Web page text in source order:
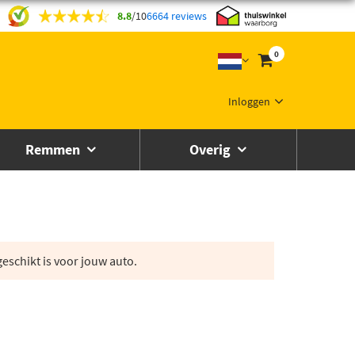
8.8/106664 reviews
0
Inloggen
Remmen Overig
is voor jouw auto.